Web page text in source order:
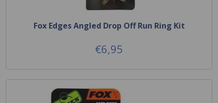
Fox Edges Angled Drop Off Run Ring Kit
€6,95